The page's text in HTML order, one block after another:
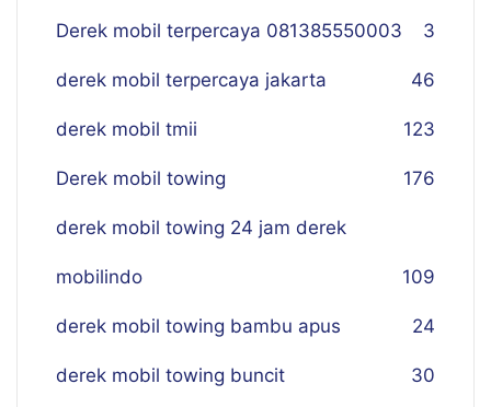
Derek mobil terpercaya 081385550003 3
derek mobil terpercaya jakarta 46
derek mobil tmii 123
Derek mobil towing 176
derek mobil towing 24 jam derek
mobilindo 109
derek mobil towing bambu apus 24
derek mobil towing buncit 30